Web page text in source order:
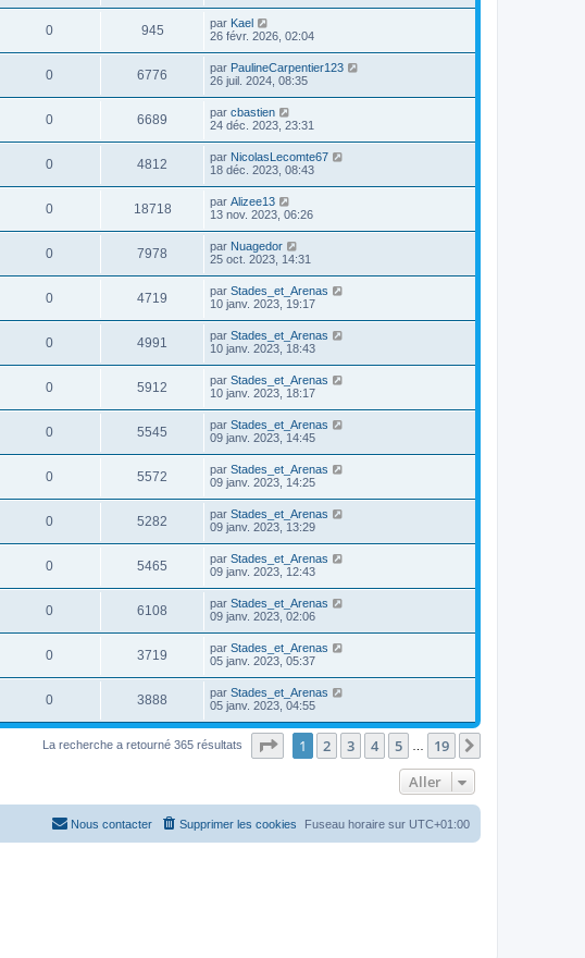
0 945 par Kael
26 févr. 2026, 02:04
0 6776 par PaulineCarpentier123
26 juil. 2024, 08:35
0 6689 par cbastien
24 déc. 2023, 23:31
0 4812 par NicolasLecomte67
18 déc. 2023, 08:43
0 18718 par Alizee13
13 nov. 2023, 06:26
0 7978 par Nuagedor
25 oct. 2023, 14:31
0 4719 par Stades_et_Arenas
10 janv. 2023, 19:17
0 4991 par Stades_et_Arenas
10 janv. 2023, 18:43
0 5912 par Stades_et_Arenas
10 janv. 2023, 18:17
0 5545 par Stades_et_Arenas
09 janv. 2023, 14:45
0 5572 par Stades_et_Arenas
09 janv. 2023, 14:25
0 5282 par Stades_et_Arenas
09 janv. 2023, 13:29
0 5465 par Stades_et_Arenas
09 janv. 2023, 12:43
0 6108 par Stades_et_Arenas
09 janv. 2023, 02:06
0 3719 par Stades_et_Arenas
05 janv. 2023, 05:37
0 3888 par Stades_et_Arenas
05 janv. 2023, 04:55
La recherche a retourné 365 résultats Page sur19
1 2 3 4 5 19
Aller
Fuseau horaire sur UTC+01:00
Supprimer les cookies
Nous contacter